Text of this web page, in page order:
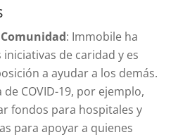
: Immobile ha
de caridad y es
a ayudar a los demás.
COVID-19, por ejemplo,
fondos para hospitales y
para apoyar a quienes